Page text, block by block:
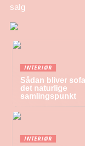
salg
INTERIØR
Sådan bliver
det naturlige
samlingspunkt
INTERIØR